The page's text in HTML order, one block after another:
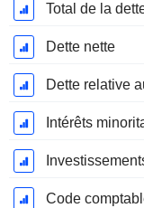
Total de la
Dette nette
Dette relative
Code